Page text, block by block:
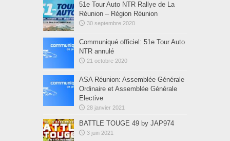
51e Tour Auto NTR Rallye de La
Réunion – Région Réunion
30 septembre 2020
Communiqué officiel: 51e Tour Auto
NTR annulé
21 octobre 2020
ASA Réunion: Assemblée Générale
Ordinaire et Assemblée Générale
Elective
28 janvier 2021
BATTLE TOUGE 49 by JAP974
3 juin 2021